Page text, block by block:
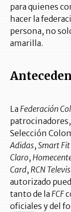
para quienes
hacer la
persona, no
amarilla.
La Federación
Selección
Adidas, Smart Fit
Claro,
Card, RCN
autorizado
tanto de la FCF
oficiales y del